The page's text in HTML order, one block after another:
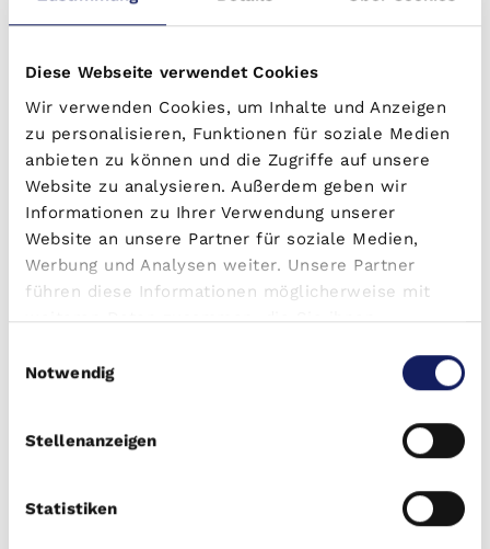
Diese Webseite verwendet Cookies
Wir verwenden Cookies, um Inhalte und Anzeigen
zu personalisieren, Funktionen für soziale Medien
anbieten zu können und die Zugriffe auf unsere
Website zu analysieren. Außerdem geben wir
Informationen zu Ihrer Verwendung unserer
Website an unsere Partner für soziale Medien,
Werbung und Analysen weiter. Unsere Partner
führen diese Informationen möglicherweise mit
weiteren Daten zusammen, die Sie ihnen
Nutzung der Dienste gesammelt haben.
Notwendig
Stellenanzeigen
Statistiken
2. Attraktive Renditen
Im Vergleich zu klassischen Wohnimmobilien
bieten Betreiberimmobilien oft höhere
Renditen. Da sie speziell auf bestimmte
Zielgruppen ausgerichtet sind, können
Mieteinnahmen oft optimiert werden, was zu
überdurchschnittlichen Renditen führt.
Betreiber von Immobilien wie Pflegeheimen
oder Studenten-Mikroapartments gehen in der
Regel langfristige Verträge ein. Dies führt zu
langfristig stabilen Einnahmen, was wiederum
die Rentabilität für erhöht.